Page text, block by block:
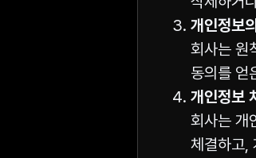
개인정보
회사는 원
동의를 얻
개인정보
회사는 개
체결하고,